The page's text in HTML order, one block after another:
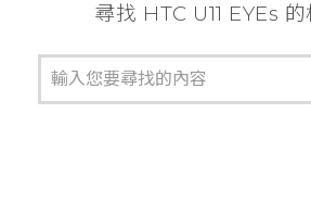
尋找 HTC U11 EYEs